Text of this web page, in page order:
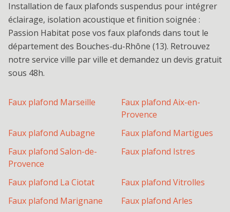
Installation de faux plafonds suspendus pour intégrer
éclairage, isolation acoustique et finition soignée :
Passion Habitat pose vos faux plafonds dans tout le
département des Bouches-du-Rhône (13). Retrouvez
notre service ville par ville et demandez un devis gratuit
sous 48h.
Faux plafond Marseille Faux plafond Aix-en-
Provence
Faux plafond Aubagne Faux plafond Martigues
Faux plafond Salon-de-
Provence
Faux plafond Istres
Faux plafond La Ciotat Faux plafond Vitrolles
Faux plafond Marignane Faux plafond Arles